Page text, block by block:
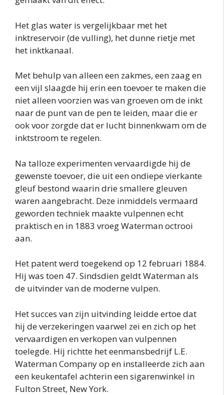
Het glas water is vergelijkbaar met het
inktreservoir (de vulling), het dunne rietje met
het inktkanaal.
Met behulp van alleen een zakmes, een zaag en
een vijl slaagde hij erin een toevoer te maken die
niet alleen voorzien was van groeven om de inkt
naar de punt van de pen te leiden, maar die er
ook voor zorgde dat er lucht binnenkwam om de
inktstroom te regelen.
Na talloze experimenten vervaardigde hij de
gewenste toevoer, die uit een ondiepe vierkante
gleuf bestond waarin drie smallere gleuven
waren aangebracht. Deze inmiddels vermaard
geworden techniek maakte vulpennen echt
praktisch en in 1883 vroeg Waterman octrooi
aan.
Het patent werd toegekend op 12 februari 1884.
Hij was toen 47. Sindsdien geldt Waterman als
de uitvinder van de moderne vulpen.
Het succes van zijn uitvinding leidde ertoe dat
hij de verzekeringen vaarwel zei en zich op het
vervaardigen en verkopen van vulpennen
toelegde. Hij richtte het eenmansbedrijf L.E.
Waterman Company op en installeerde zich aan
een keukentafel achterin een sigarenwinkel in
Fulton Street, New York.